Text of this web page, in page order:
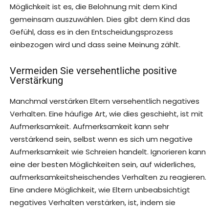
Möglichkeit ist es, die Belohnung mit dem Kind
gemeinsam auszuwählen. Dies gibt dem Kind das
Gefühl, dass es in den Entscheidungsprozess
einbezogen wird und dass seine Meinung zählt.
Vermeiden Sie versehentliche positive
Verstärkung
Manchmal verstärken Eltern versehentlich negatives
Verhalten. Eine häufige Art, wie dies geschieht, ist mit
Aufmerksamkeit. Aufmerksamkeit kann sehr
verstärkend sein, selbst wenn es sich um negative
Aufmerksamkeit wie Schreien handelt. Ignorieren kann
eine der besten Möglichkeiten sein, auf widerliches,
aufmerksamkeitsheischendes Verhalten zu reagieren.
Eine andere Möglichkeit, wie Eltern unbeabsichtigt
negatives Verhalten verstärken, ist, indem sie